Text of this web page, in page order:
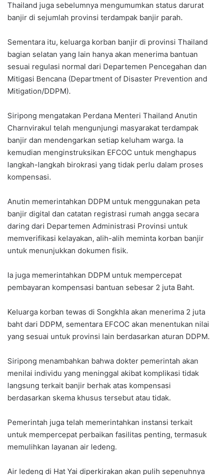
Thailand juga sebelumnya mengumumkan status darurat
banjir di sejumlah provinsi terdampak banjir parah.
Sementara itu, keluarga korban banjir di provinsi Thailand
bagian selatan yang lain hanya akan menerima bantuan
sesuai regulasi normal dari Departemen Pencegahan dan
Mitigasi Bencana (Department of Disaster Prevention and
Mitigation/DDPM).
Siripong mengatakan Perdana Menteri Thailand Anutin
Charnvirakul telah mengunjungi masyarakat terdampak
banjir dan mendengarkan setiap keluham warga. Ia
kemudian menginstruksikan EFCOC untuk menghapus
langkah-langkah birokrasi yang tidak perlu dalam proses
kompensasi.
Anutin memerintahkan DDPM untuk menggunakan peta
banjir digital dan catatan registrasi rumah angga secara
daring dari Departemen Administrasi Provinsi untuk
memverifikasi kelayakan, alih-alih meminta korban banjir
untuk menunjukkan dokumen fisik.
Ia juga memerintahkan DDPM untuk mempercepat
pembayaran kompensasi bantuan sebesar 2 juta Baht.
Keluarga korban tewas di Songkhla akan menerima 2 juta
baht dari DDPM, sementara EFCOC akan menentukan nilai
yang sesuai untuk provinsi lain berdasarkan aturan DDPM.
Siripong menambahkan bahwa dokter pemerintah akan
menilai individu yang meninggal akibat komplikasi tidak
langsung terkait banjir berhak atas kompensasi
berdasarkan skema khusus tersebut atau tidak.
Pemerintah juga telah memerintahkan instansi terkait
untuk mempercepat perbaikan fasilitas penting, termasuk
memulihkan layanan air ledeng.
Air ledeng di Hat Yai diperkirakan akan pulih sepenuhnya